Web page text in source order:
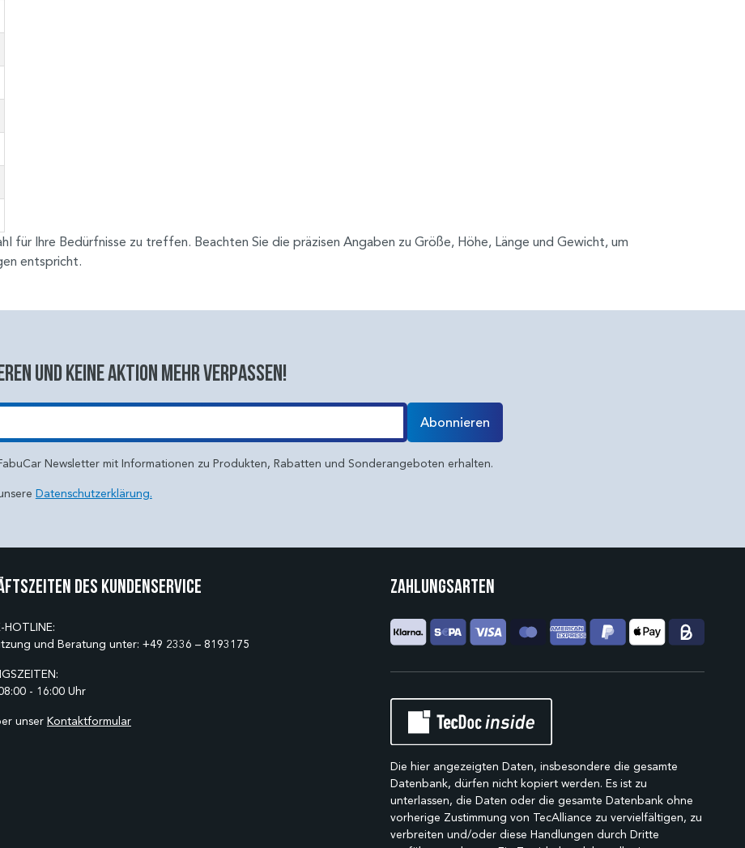
für Ihre Bedürfnisse zu treffen. Beachten Sie die präzisen Angaben zu Größe, Höhe, Länge und Gewicht, um
entspricht.
und keine aktion mehr verpassen!
Abonnieren
Newsletter mit Informationen zu Produkten, Rabatten und Sonderangeboten erhalten.
Datenschutzerklärung.
des Kundenservice
HOTLINE:
und Beratung unter: +49 2336 – 8193175
- 16:00 Uhr
unser Kontaktformular
Zahlungsarten
Die hier angezeigten Daten, insbesondere die gesamte
Datenbank, dürfen nicht kopiert werden. Es ist zu
unterlassen, die Daten oder die gesamte Datenbank ohne
vorherige Zustimmung von TecAlliance zu vervielfältigen, zu
verbreiten und/oder diese Handlungen durch Dritte